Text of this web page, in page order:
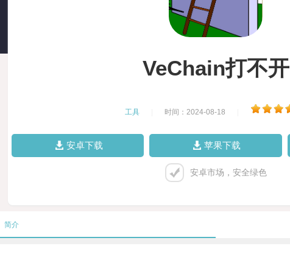
VeChain打不开
工具 时间：2024-08-18
安卓下载 苹果下载
安卓市场，安全绿色
简介